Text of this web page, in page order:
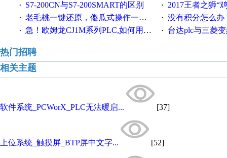
· S7-200CN与S7-200SMART的区别 · 2017王者之狮“鸡”情签到
· 老毛桃一键还原，傻瓜式操作一键轻松备份还原；程序为向导式安装，一键即可实现自动备份或还原系统。 · 没有积分怎么办
· 急！欧姆龙CJ1M系列PLC,如何用时间控制变频器。要求时间在组态王中可以自由输入！拜托各位大神了！ · 台达plc与三菱
热门招聘
相关主题
软件系统_PCWorX_PLC无法暖启... [37]
上位系统_触摸屏_BTP屏中文字... [52]